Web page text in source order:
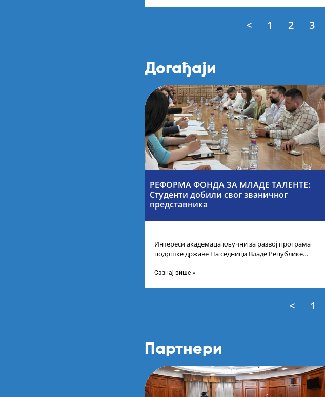
< 1 2 3
Догађаји
РЕФОРМА ФОНДА ЗА МЛАДЕ ТАЛЕНТЕ:
Студенти добили свог званичног
представника
Интереси академаца кључни за развој програма
подршке државе На седници Владе Републике
Сазнај више »
< 1
Партнери